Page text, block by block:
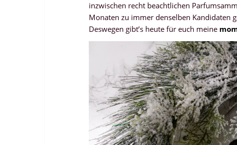
inzwischen recht beachtlichen
Monaten zu immer denselben Kandidaten
Deswegen gibt’s heute für euch meine